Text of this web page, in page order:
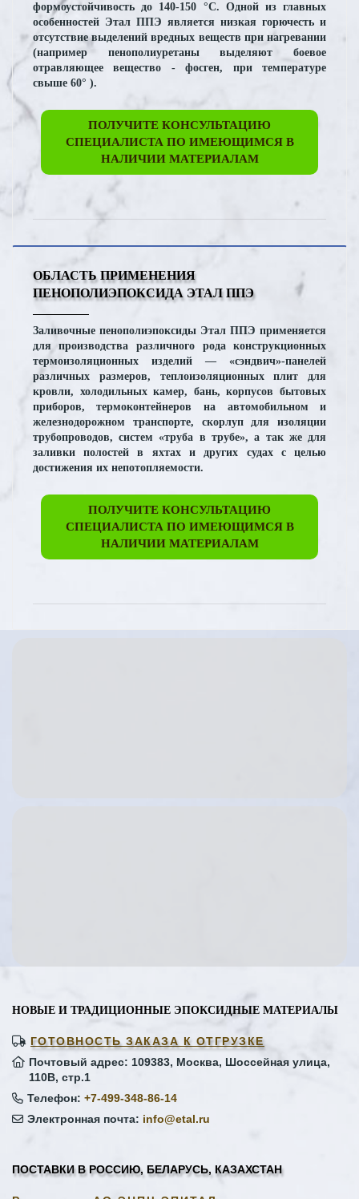
формоустойчивость до 140-150 °С. Одной из главных
особенностей Этал ППЭ является низкая горючесть и
отсутствие выделений вредных веществ при нагревании
(например пенополиуретаны выделяют боевое
отравляющее вещество - фосген, при температуре
свыше 60° ).
ПОЛУЧИТЕ КОНСУЛЬТАЦИЮ
СПЕЦИАЛИСТА ПО ИМЕЮЩИМСЯ В
НАЛИЧИИ МАТЕРИАЛАМ
ОБЛАСТЬ ПРИМЕНЕНИЯ
ПЕНОПОЛИЭПОКСИДА ЭТАЛ ППЭ
Заливочные пенополиэпоксиды Этал ППЭ применяется
для производства различного рода конструкционных
термоизоляционных изделий — «сэндвич»-панелей
различных размеров, теплоизоляционных плит для
кровли, холодильных камер, бань, корпусов бытовых
приборов, термоконтейнеров на автомобильном и
железнодорожном транспорте, скорлуп для изоляции
трубопроводов, систем «труба в трубе», а так же для
заливки полостей в яхтах и других судах с целью
достижения их непотопляемости.
ПОЛУЧИТЕ КОНСУЛЬТАЦИЮ
СПЕЦИАЛИСТА ПО ИМЕЮЩИМСЯ В
НАЛИЧИИ МАТЕРИАЛАМ
НОВЫЕ И ТРАДИЦИОННЫЕ ЭПОКСИДНЫЕ МАТЕРИАЛЫ
ГОТОВНОСТЬ ЗАКАЗА К ОТГРУЗКЕ
Почтовый адрес: 109383, Москва, Шоссейная улица,
110В, стр.1
Телефон: +7-499-348-86-14
Электронная почта: info@etal.ru
ПОСТАВКИ В РОССИЮ, БЕЛАРУСЬ, КАЗАХСТАН